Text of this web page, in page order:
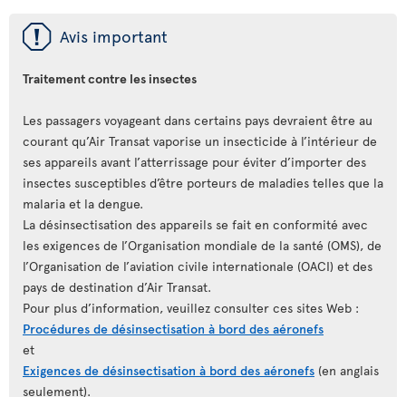
ü Avis important
Traitement contre les insectes
Les passagers voyageant dans certains pays devraient être au
courant qu’Air Transat vaporise un insecticide à l’intérieur de
ses appareils avant l’atterrissage pour éviter d’importer des
insectes susceptibles d’être porteurs de maladies telles que la
malaria et la dengue.
La désinsectisation des appareils se fait en conformité avec
les exigences de l’Organisation mondiale de la santé (OMS), de
l’Organisation de l’aviation civile internationale (OACI) et des
pays de destination d’Air Transat.
Pour plus d’information, veuillez consulter ces sites Web :
Procédures de désinsectisation à bord des aéronefs
et
Exigences de désinsectisation à bord des aéronefs (en anglais
seulement).